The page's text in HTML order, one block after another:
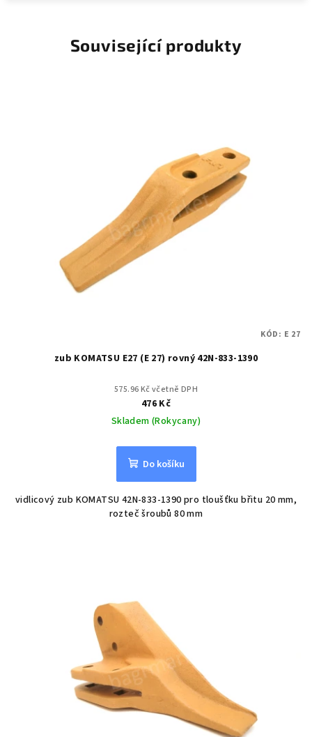
Související produkty
zub KOMATSU E27 (E 27) rovný 42N-833-1390
575.96 Kč včetně DPH
476 Kč
Skladem (Rokycany)
Do košíku
vidlicový zub KOMATSU 42N-833-1390 pro tloušťku břitu 20 mm,
rozteč šroubů 80 mm
KÓD: E 27